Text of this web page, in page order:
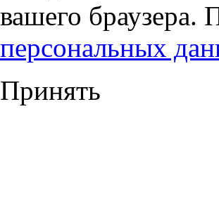
вашего браузера.
персональных
Принять